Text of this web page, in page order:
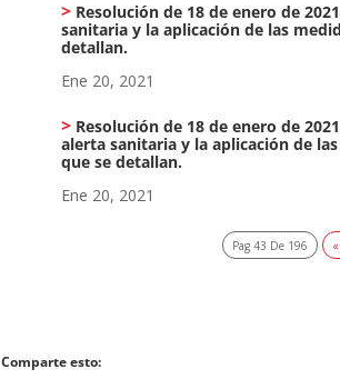
Resolución de 18 de enero de
sanitaria y la aplicación de las
detallan.
Ene 20, 2021
Resolución de 18 de enero de
alerta sanitaria y la aplicación de
que se detallan.
Ene 20, 2021
Pag 43 De 196
Comparte esto: